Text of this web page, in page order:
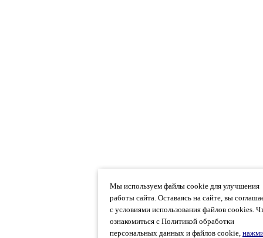
Мы используем файлы cookie для улучшения
работы сайта. Оставаясь на сайте, вы
с условиями использования файлов cookies.
ознакомиться с Политикой обработки
персональных данных и файлов cookie,